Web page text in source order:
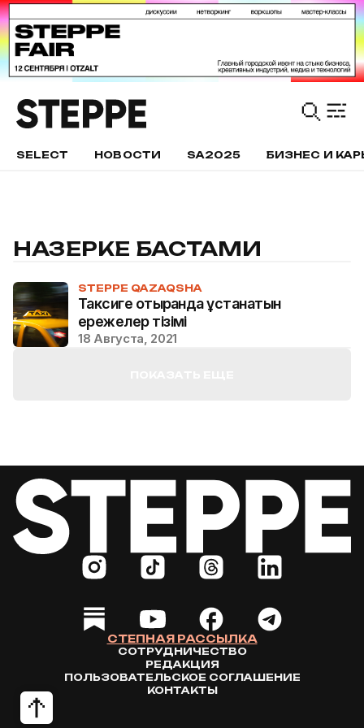
SELECT НОВОСТИ SA2025 БИЗНЕС И
НАЗЕРКЕ БАСТАМИ
STEPPE QAZAQSHA
Таксиге отырғанда ұстанатын
ережелер тізімі
18 Августа, 2021
СТЕПНАЯ РАССЫЛКА
СОТРУДНИЧЕСТВО
РЕДАКЦИЯ
ПОЛЬЗОВАТЕЛЬСКОЕ СОГЛАШЕНИЕ
КОНТАКТЫ